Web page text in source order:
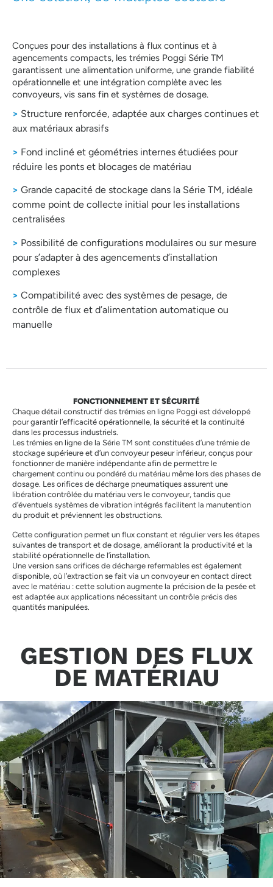
Conçues pour des installations à flux continus et à
agencements compacts, les trémies Poggi Série TM
garantissent une alimentation uniforme, une grande fiabilité
opérationnelle et une intégration complète avec les
convoyeurs, vis sans fin et systèmes de dosage.
> Structure renforcée, adaptée aux charges continues et
aux matériaux abrasifs
> Fond incliné et géométries internes étudiées pour
réduire les ponts et blocages de matériau
> Grande capacité de stockage dans la Série TM, idéale
comme point de collecte initial pour les installations
centralisées
> Possibilité de configurations modulaires ou sur mesure
pour s’adapter à des agencements d’installation
complexes
> Compatibilité avec des systèmes de pesage, de
contrôle de flux et d’alimentation automatique ou
manuelle
FONCTIONNEMENT ET SÉCURITÉ
Chaque détail constructif des trémies en ligne Poggi est développé
pour garantir l’efficacité opérationnelle, la sécurité et la continuité
dans les processus industriels.
Les trémies en ligne de la Série TM sont constituées d’une trémie de
stockage supérieure et d’un convoyeur peseur inférieur, conçus pour
fonctionner de manière indépendante afin de permettre le
chargement continu ou pondéré du matériau même lors des phases de
dosage. Les orifices de décharge pneumatiques assurent une
libération contrôlée du matériau vers le convoyeur, tandis que
d’éventuels systèmes de vibration intégrés facilitent la manutention
du produit et préviennent les obstructions.
Cette configuration permet un flux constant et régulier vers les étapes
suivantes de transport et de dosage, améliorant la productivité et la
stabilité opérationnelle de l’installation.
Une version sans orifices de décharge refermables est également
disponible, où l’extraction se fait via un convoyeur en contact direct
avec le matériau : cette solution augmente la précision de la pesée et
est adaptée aux applications nécessitant un contrôle précis des
quantités manipulées.
GESTION DES FLUX
DE MATÉRIAU